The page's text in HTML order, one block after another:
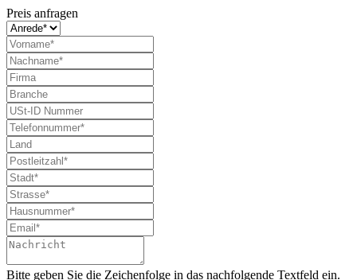
Preis anfragen
Bitte geben Sie die Zeichenfolge in das nachfolgende Textfeld ein.